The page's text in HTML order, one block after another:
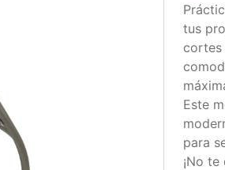
tus
cortes
Este
para
¡No te